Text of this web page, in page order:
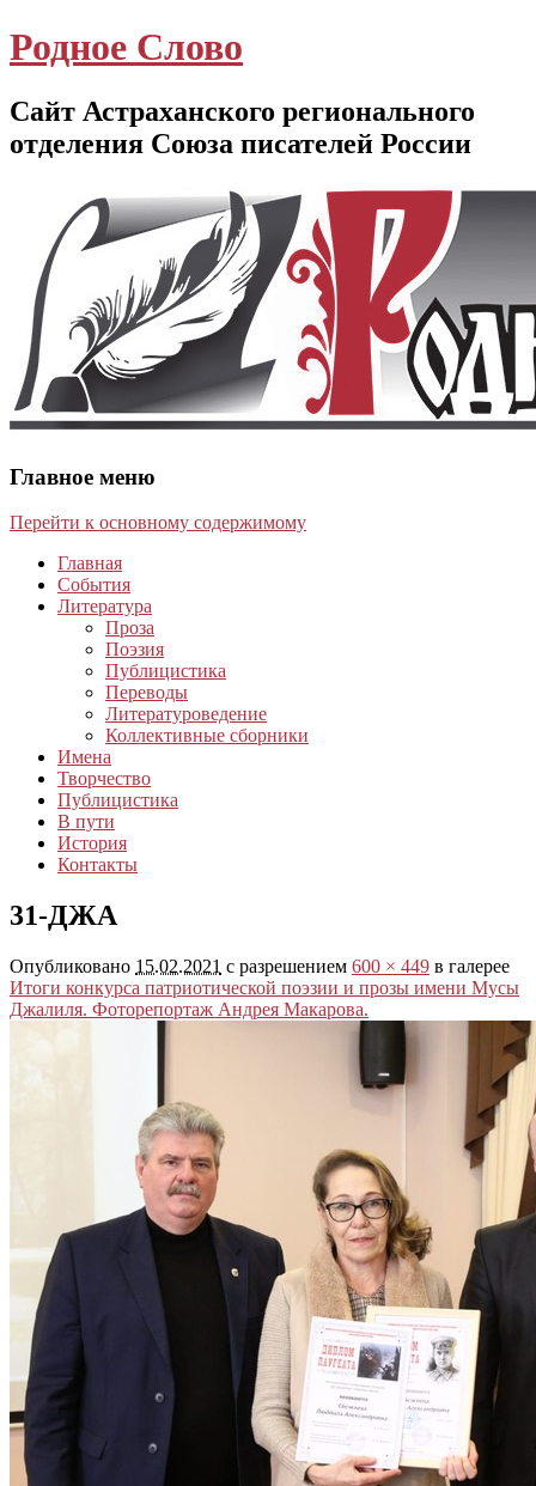
Родное Слово
Сайт Астраханского регионального
отделения Союза писателей России
Главное меню
Перейти к основному содержимому
Главная
События
Литература
Проза
Поэзия
Публицистика
Переводы
Литературоведение
Коллективные сборники
Имена
Творчество
Публицистика
В пути
История
Контакты
31-ДЖА
Опубликовано 15.02.2021 с разрешением 600 × 449 в галерее
Итоги конкурса патриотической поэзии и прозы имени Мусы
Джалиля. Фоторепортаж Андрея Макарова.